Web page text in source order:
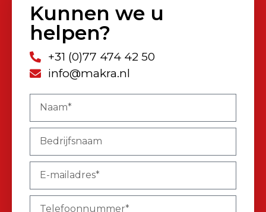
Kunnen we u
helpen?
+31 (0)77 474 42 50
info@makra.nl